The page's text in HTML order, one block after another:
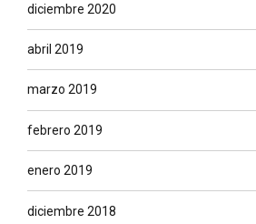
diciembre 2020
abril 2019
marzo 2019
febrero 2019
enero 2019
diciembre 2018